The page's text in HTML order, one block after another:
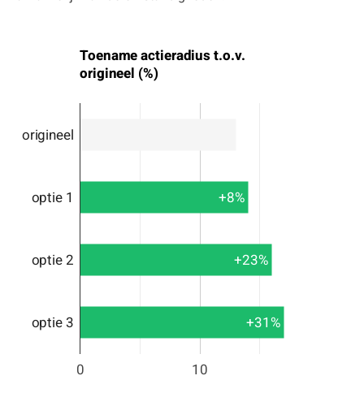
Toename actieradius t.o.v.
origineel (%)
0 10
origineel
optie 1
optie 2
optie 3
+8%
+23%
+31%